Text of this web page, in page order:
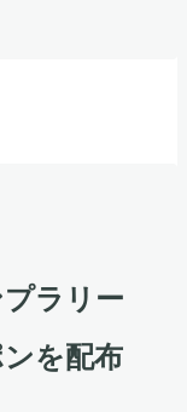
ラリー
を配布